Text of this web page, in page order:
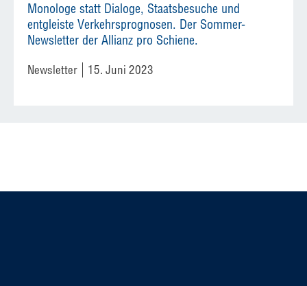
Monologe statt Dialoge, Staatsbesuche und
entgleiste Verkehrsprognosen. Der Sommer-
Newsletter der Allianz pro Schiene.
Newsletter 15. Juni 2023